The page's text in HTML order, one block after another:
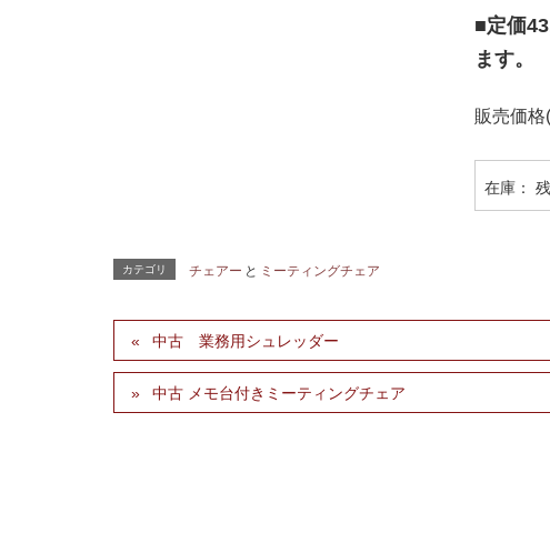
■定価
ます。
販売価格
在庫：
カテゴリ チェアー と ミーティングチェア
中古 業務用シュレッダー
中古 メモ台付きミーティングチェア